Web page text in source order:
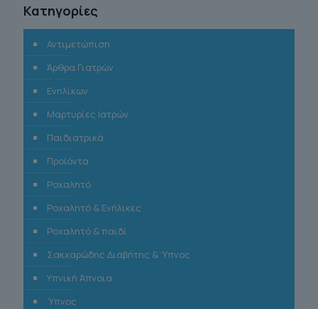
Κατηγορίες
Αντιμετώπιση
Άρθρα Γιατρών
Ενηλίκων
Μαρτυρίες Ιατρών
Παιδιατρικά
Προϊόντα
Ροχαλητό
Ροχαλητό & Ενήλικες
Ροχαλητό & παιδί
Σακχαρώδης Διαβήτης & Ύπνος
Υπνική Άπνοια
Ύπνος